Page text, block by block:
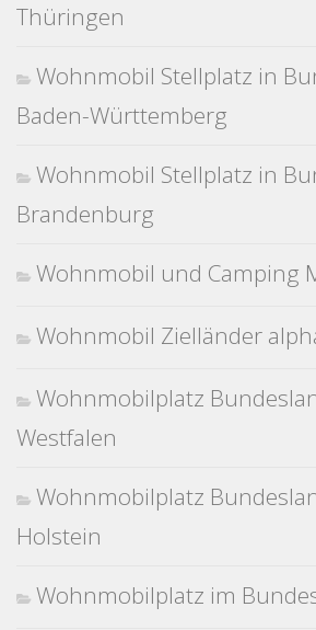
Thüringen
Wohnmobil Stellplatz in
Baden-Württemberg
Wohnmobil Stellplatz in
Brandenburg
Wohnmobil und Camping
Wohnmobil Zielländer
Wohnmobilplatz
Westfalen
Wohnmobilplatz
Holstein
Wohnmobilplatz im